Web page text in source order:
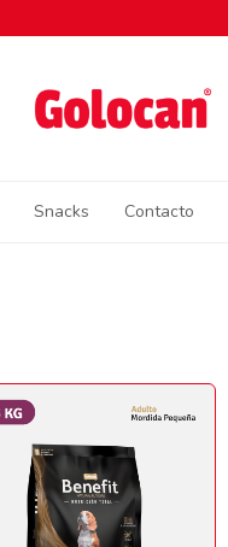
Snacks Contacto